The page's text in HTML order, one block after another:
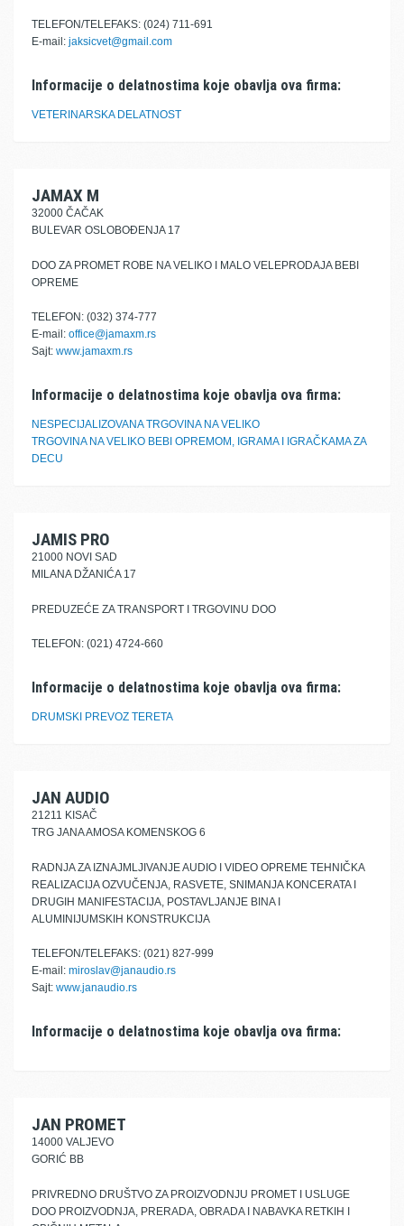
TELEFON/TELEFAKS: (024) 711-691
E-mail: jaksicvet@gmail.com
Informacije o delatnostima koje obavlja ova firma:
VETERINARSKA DELATNOST
JAMAX M
32000 ČAČAK
BULEVAR OSLOBOĐENJA 17
DOO ZA PROMET ROBE NA VELIKO I MALO VELEPRODAJA BEBI
OPREME
TELEFON: (032) 374-777
E-mail: office@jamaxm.rs
Sajt: www.jamaxm.rs
Informacije o delatnostima koje obavlja ova firma:
NESPECIJALIZOVANA TRGOVINA NA VELIKO
TRGOVINA NA VELIKO BEBI OPREMOM, IGRAMA I IGRAČKAMA ZA
DECU
JAMIS PRO
21000 NOVI SAD
MILANA DŽANIĆA 17
PREDUZEĆE ZA TRANSPORT I TRGOVINU DOO
TELEFON: (021) 4724-660
Informacije o delatnostima koje obavlja ova firma:
DRUMSKI PREVOZ TERETA
JAN AUDIO
21211 KISAČ
TRG JANA AMOSA KOMENSKOG 6
RADNJA ZA IZNAJMLJIVANJE AUDIO I VIDEO OPREME TEHNIČKA
REALIZACIJA OZVUČENJA, RASVETE, SNIMANJA KONCERATA I
DRUGIH MANIFESTACIJA, POSTAVLJANJE BINA I
ALUMINIJUMSKIH KONSTRUKCIJA
TELEFON/TELEFAKS: (021) 827-999
E-mail: miroslav@janaudio.rs
Sajt: www.janaudio.rs
Informacije o delatnostima koje obavlja ova firma:
JAN PROMET
14000 VALJEVO
GORIĆ BB
PRIVREDNO DRUŠTVO ZA PROIZVODNJU PROMET I USLUGE
DOO PROIZVODNJA, PRERADA, OBRADA I NABAVKA RETKIH I